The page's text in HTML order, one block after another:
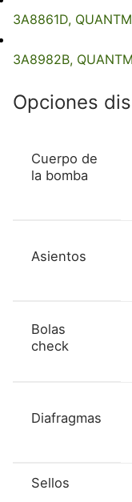
3A8861D,
3A8982B,
Opciones
Cuerpo de
la bomba
Asientos
Bolas
check
Diafragmas
Sellos